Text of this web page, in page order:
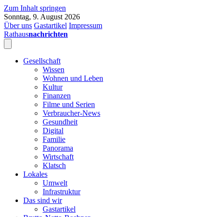
Zum Inhalt springen
Sonntag, 9. August 2026
Über uns Gastartikel Impressum
Rathausnachrichten
Gesellschaft
Wissen
Wohnen und Leben
Kultur
Finanzen
Filme und Serien
Verbraucher-News
Gesundheit
Digital
Familie
Panorama
Wirtschaft
Klatsch
Lokales
Umwelt
Infrastruktur
Das sind wir
Gastartikel